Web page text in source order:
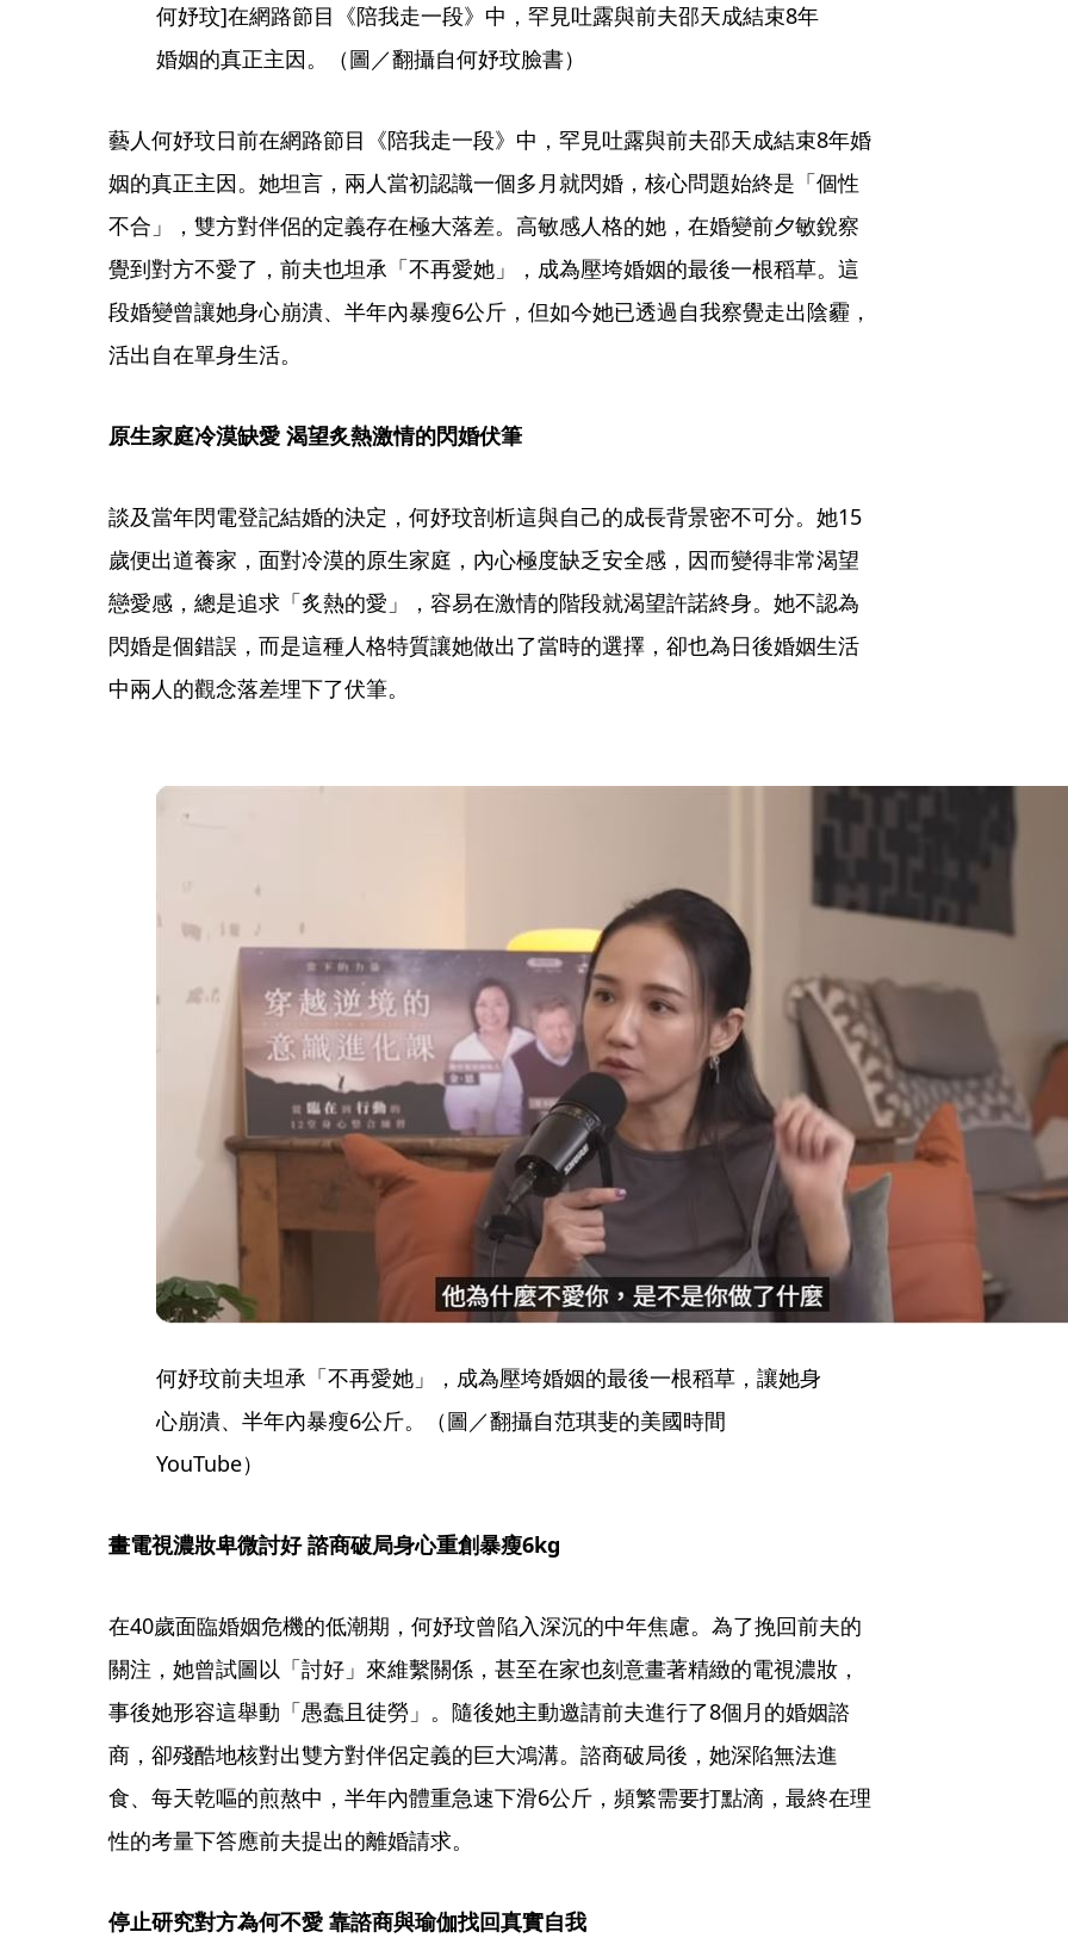
何妤玟]在網路節目《陪我走一段》中，罕見吐露與前夫邵天成結束8年
婚姻的真正主因。（圖／翻攝自何妤玟臉書）
藝人何妤玟日前在網路節目《陪我走一段》中，罕見吐露與前夫邵天成結束8年婚
姻的真正主因。她坦言，兩人當初認識一個多月就閃婚，核心問題始終是「個性
不合」，雙方對伴侶的定義存在極大落差。高敏感人格的她，在婚變前夕敏銳察
覺到對方不愛了，前夫也坦承「不再愛她」，成為壓垮婚姻的最後一根稻草。這
段婚變曾讓她身心崩潰、半年內暴瘦6公斤，但如今她已透過自我察覺走出陰霾，
活出自在單身生活。
原生家庭冷漠缺愛 渴望炙熱激情的閃婚伏筆
談及當年閃電登記結婚的決定，何妤玟剖析這與自己的成長背景密不可分。她15
歲便出道養家，面對冷漠的原生家庭，內心極度缺乏安全感，因而變得非常渴望
戀愛感，總是追求「炙熱的愛」，容易在激情的階段就渴望許諾終身。她不認為
閃婚是個錯誤，而是這種人格特質讓她做出了當時的選擇，卻也為日後婚姻生活
中兩人的觀念落差埋下了伏筆。
何妤玟前夫坦承「不再愛她」，成為壓垮婚姻的最後一根稻草，讓她身
心崩潰、半年內暴瘦6公斤。（圖／翻攝自范琪斐的美國時間
YouTube）
畫電視濃妝卑微討好 諮商破局身心重創暴瘦6kg
在40歲面臨婚姻危機的低潮期，何妤玟曾陷入深沉的中年焦慮。為了挽回前夫的
關注，她曾試圖以「討好」來維繫關係，甚至在家也刻意畫著精緻的電視濃妝，
事後她形容這舉動「愚蠢且徒勞」。隨後她主動邀請前夫進行了8個月的婚姻諮
商，卻殘酷地核對出雙方對伴侶定義的巨大鴻溝。諮商破局後，她深陷無法進
食、每天乾嘔的煎熬中，半年內體重急速下滑6公斤，頻繁需要打點滴，最終在理
性的考量下答應前夫提出的離婚請求。
停止研究對方為何不愛 靠諮商與瑜伽找回真實自我